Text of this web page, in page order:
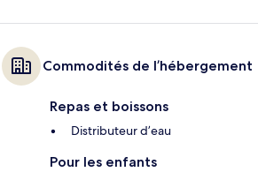
Commodités de l’hébergement
Repas et boissons
Distributeur d’eau
Pour les enfants